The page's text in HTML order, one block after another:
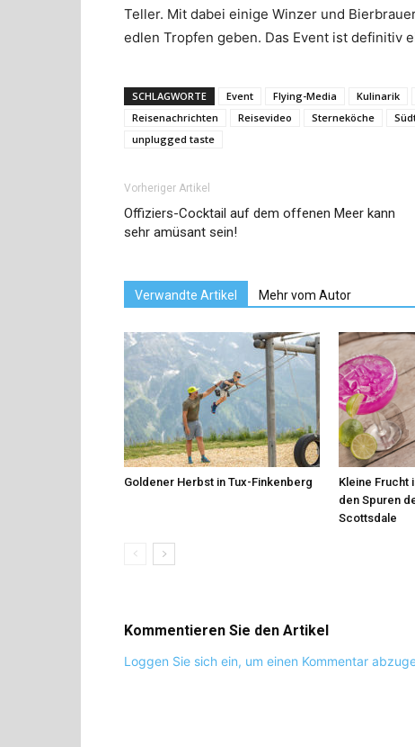
Teller. Mit dabei einige Winzer und
edlen Tropfen geben. Das Event ist definitiv
SCHLAGWORTE Event Flying-Media Kulinarik
Reisenachrichten
Reisevideo Sterneköche
unplugged taste
Vorheriger Artikel
Offiziers-Cocktail auf dem offenen Meer kann
sehr amüsant sein!
Verwandte Artikel Mehr vom Autor
Goldener Herbst in Tux-Finkenberg
Kleine Frucht
den Spuren
Scottsdale
Kommentieren Sie den Artikel
Loggen Sie sich ein, um einen Kommentar